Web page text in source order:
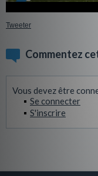
Tweeter
Commentez
Vous devez être
Se connecter
S'inscrire